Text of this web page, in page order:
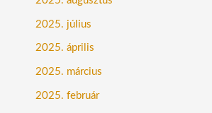
2025. július
2025. április
2025. március
2025. február